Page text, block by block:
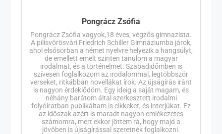
Pongrácz Zsófia
Pongrácz Zsófia vagyok,18 éves, végzős gimnazista.
A pilisvörösvári Friedrich Schiller Gimnáziumba járok,
ahol elsősorban a német nyelvre helyezik a hangsúlyt,
de emellett emelt szinten tanulom a magyar
irodalmat, és a történelmet. Szabadidőmben is
szívesen foglalkozom az irodalommal, legtöbbször
verseket, ritkábban novellákat írok. Az újságírás iránt
is nagyon érdeklődöm. Egy ideig a saját magam, és
néhány barátom által szerkesztett irodalmi
folyóiratban publikáltam is cikkeket, és interjúkat. Ez
az időszak azért is maradt nagyon emlékezetes
számomra, mert ekkor jöttem rá, hogy majd a
jövőben is újságírással szeretnék foglalkozni.